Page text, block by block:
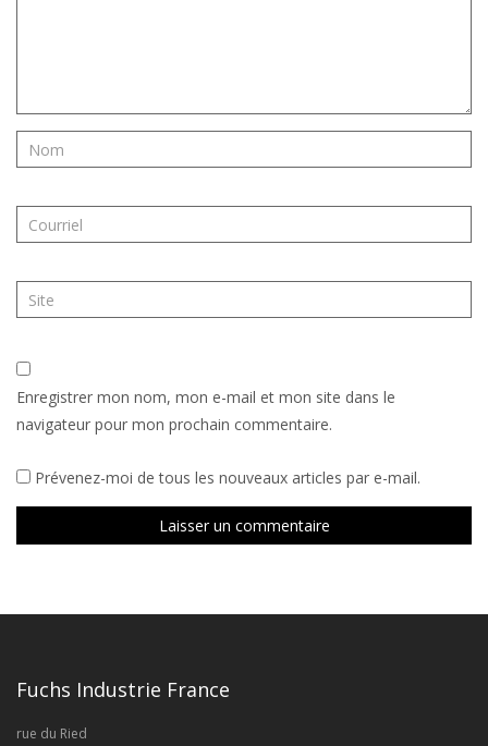
Enregistrer mon nom, mon e-mail et mon site dans le
navigateur pour mon prochain commentaire.
Prévenez-moi de tous les nouveaux articles par e-mail.
Fuchs Industrie France
rue du Ried